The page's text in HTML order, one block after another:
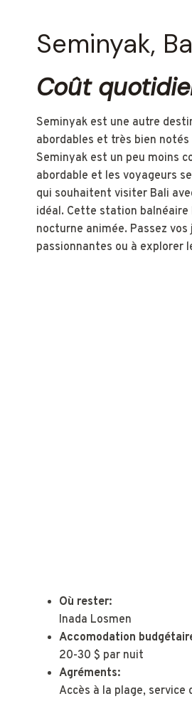
Seminyak,
Coût
Seminyak est une autre
abordables et très bien
Seminyak est un peu moins
abordable et les voyageurs
qui souhaitent visiter Bali
idéal. Cette station balnéaire
nocturne animée. Passez
passionnantes ou à explorer
Où rester:
Inada Losmen
Accomodation
20-30 $ par nuit
Agréments:
Accès à la plage, service